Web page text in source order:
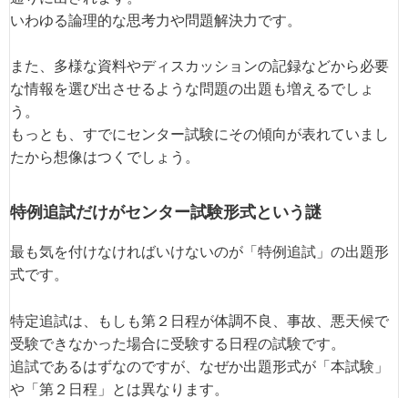
いわゆる論理的な思考力や問題解決力です。
また、多様な資料やディスカッションの記録などから必要
な情報を選び出させるような問題の出題も増えるでしょ
う。
もっとも、すでにセンター試験にその傾向が表れていまし
たから想像はつくでしょう。
特例追試だけがセンター試験形式という謎
最も気を付けなければいけないのが「特例追試」の出題形
式です。
特定追試は、もしも第２日程が体調不良、事故、悪天候で
受験できなかった場合に受験する日程の試験です。
追試であるはずなのですが、なぜか出題形式が「本試験」
や「第２日程」とは異なります。